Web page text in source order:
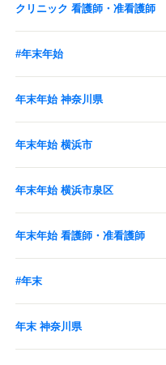
クリニック 看護師・准看護師
#年末年始
年末年始 神奈川県
年末年始 横浜市
年末年始 横浜市泉区
年末年始 看護師・准看護師
#年末
年末 神奈川県